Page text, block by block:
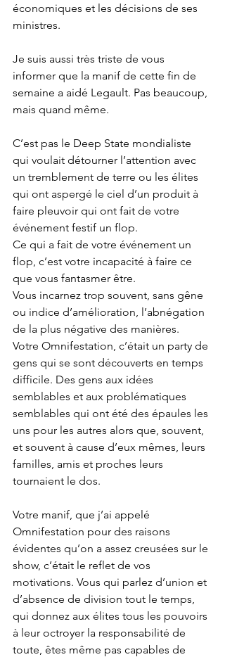
économiques et les décisions de ses
ministres.
Je suis aussi très triste de vous
informer que la manif de cette fin de
semaine a aidé Legault. Pas beaucoup,
mais quand même.
C’est pas le Deep State mondialiste
qui voulait détourner l’attention avec
un tremblement de terre ou les élites
qui ont aspergé le ciel d’un produit à
faire pleuvoir qui ont fait de votre
événement festif un flop.
Ce qui a fait de votre événement un
flop, c’est votre incapacité à faire ce
que vous fantasmer être.
Vous incarnez trop souvent, sans gêne
ou indice d’amélioration, l’abnégation
de la plus négative des manières.
Votre Omnifestation, c’était un party de
gens qui se sont découverts en temps
difficile. Des gens aux idées
semblables et aux problématiques
semblables qui ont été des épaules les
uns pour les autres alors que, souvent,
et souvent à cause d’eux mêmes, leurs
familles, amis et proches leurs
tournaient le dos.
Votre manif, que j’ai appelé
Omnifestation pour des raisons
évidentes qu’on a assez creusées sur le
show, c’était le reflet de vos
motivations. Vous qui parlez d’union et
d’absence de division tout le temps,
qui donnez aux élites tous les pouvoirs
à leur octroyer la responsabilité de
toute, êtes même pas capables de